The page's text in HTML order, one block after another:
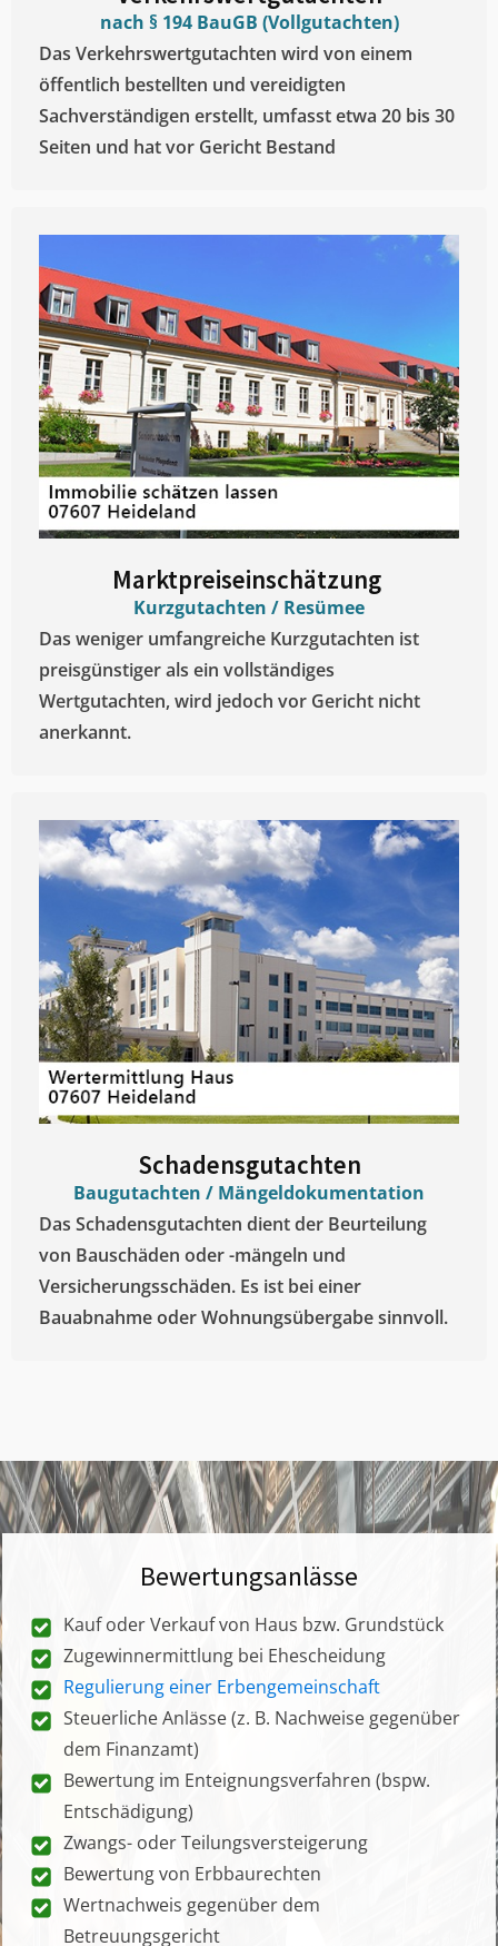
nach § 194 BauGB (Vollgutachten)
Das Verkehrswertgutachten wird von einem
öffentlich bestellten und vereidigten
Sachverständigen erstellt, umfasst etwa 20 bis 30
Seiten und hat vor Gericht Bestand
Marktpreiseinschätzung ​
Kurzgutachten / Resümee
Das weniger umfangreiche Kurzgutachten ist
preisgünstiger als ein vollständiges
Wertgutachten, wird jedoch vor Gericht nicht
anerkannt.
Schadensgutachten
Baugutachten / Mängeldokumentation
Das Schadensgutachten dient der Beurteilung
von Bauschäden oder -mängeln und
Versicherungsschäden. Es ist bei einer
Bauabnahme oder Wohnungsübergabe sinnvoll.
Bewertungsanlässe
Kauf oder Verkauf von Haus bzw. Grundstück
Zugewinnermittlung bei Ehescheidung
Regulierung einer Erbengemeinschaft
Steuerliche Anlässe (z. B. Nachweise gegenüber
dem Finanzamt)
Bewertung im Enteignungsverfahren (bspw.
Entschädigung)
Zwangs- oder Teilungsversteigerung
Bewertung von Erbbaurechten
Wertnachweis gegenüber dem
Betreuungsgericht